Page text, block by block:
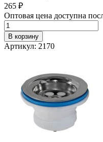
265 ₽
Оптовая цена доступна
В корзину
Артикул: 2170